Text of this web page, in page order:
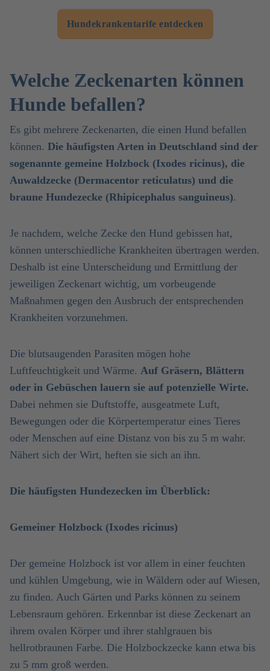
Hundekrankentarife entdecken
Welche Zeckenarten können
Hunde befallen?
Es gibt mehrere Zeckenarten, die einen Hund befallen
können. Die häufigsten Arten in Deutschland sind der
sogenannte gemeine Holzbock (Ixodes ricinus), die
Auwaldzecke (Dermacentor reticulatus) und die
braune Hundezecke (Rhipicephalus sanguineus).
Je nachdem, welche Zecke den Hund gebissen hat,
können unterschiedliche Krankheiten übertragen werden.
Deshalb ist eine Unterscheidung und Ermittlung der
jeweiligen Zeckenart wichtig, um vorbeugende
Maßnahmen gegen den Ausbruch der entsprechenden
Krankheiten vorzunehmen.
Die blutsaugenden Parasiten mögen hohe
Luftfeuchtigkeit und Wärme. Auf Gräsern, Blättern
oder in Gebüschen lauern sie auf potenzielle Wirte.
Dabei nehmen sie Duftstoffe, ausgeatmete Luft,
Bewegungen oder die Körpertemperatur eines Tieres
oder Menschen auf eine Distanz von bis zu 5 m wahr.
Nähert sich der Wirt, heften sie sich an ihn.
Die häufigsten Hundezecken im Überblick:
Gemeiner Holzbock (Ixodes ricinus)
Der gemeine Holzbock ist vor allem in einer feuchten
und kühlen Umgebung, wie in Wäldern oder auf Wiesen,
zu finden. Auch Gärten und Parks können zu seinem
Lebensraum gehören. Erkennbar ist diese Zeckenart an
ihrem ovalen Körper und ihrer stahlgrauen bis
hellrotbraunen Farbe. Die Holzbockzecke kann etwa bis
zu 5 mm groß werden.